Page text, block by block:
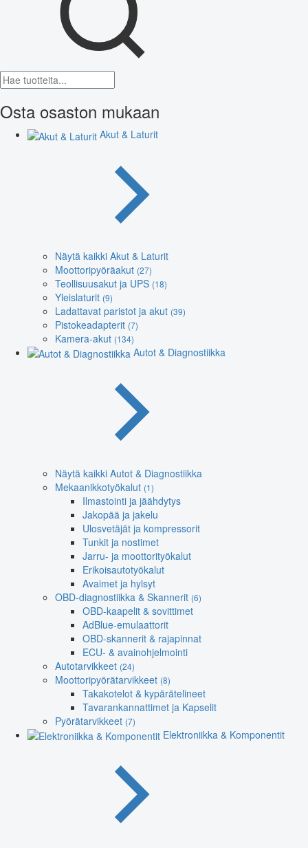
Osta osaston mukaan
Akut & Laturit
Näytä kaikki Akut & Laturit
Moottoripyöräakut (27)
Teollisuusakut ja UPS (18)
Yleislaturit (9)
Ladattavat paristot ja akut (39)
Pistokeadapterit (7)
Kamera-akut (134)
Autot & Diagnostiikka
Näytä kaikki Autot & Diagnostiikka
Mekaanikkotyökalut (1)
Ilmastointi ja jäähdytys
Jakopää ja jakelu
Ulosvetäjät ja kompressorit
Tunkit ja nostimet
Jarru- ja moottorityökalut
Erikoisautotyökalut
Avaimet ja hylsyt
OBD-diagnostiikka & Skannerit (6)
OBD-kaapelit & sovittimet
AdBlue-emulaattorit
OBD-skannerit & rajapinnat
ECU- & avainohjelmointi
Autotarvikkeet (24)
Moottoripyörätarvikkeet (8)
Takakotelot & kypärätelineet
Tavarankannattimet ja Kapselit
Pyörätarvikkeet (7)
Elektroniikka & Komponentit